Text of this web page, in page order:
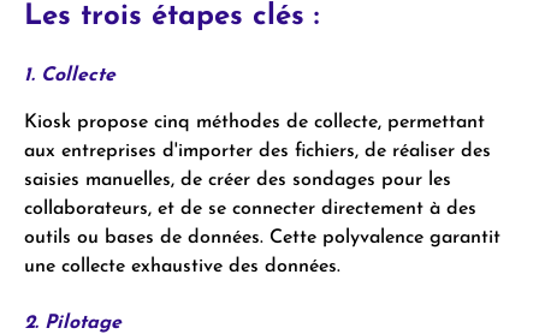
Les trois étapes clés :
1. Collecte
Kiosk propose cinq méthodes de collecte, permettant
aux entreprises d'importer des fichiers, de réaliser des
saisies manuelles, de créer des sondages pour les
collaborateurs, et de se connecter directement à des
outils ou bases de données. Cette polyvalence garantit
une collecte exhaustive des données.
2. Pilotage